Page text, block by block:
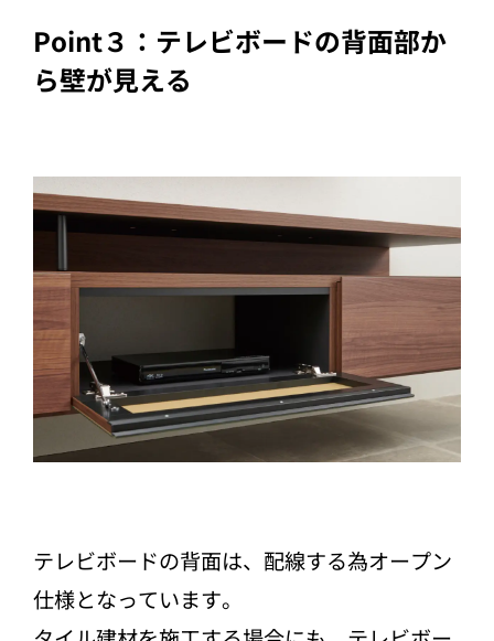
Point３：テレビボードの背面部か
ら壁が見える
テレビボードの背面は、配線する為オープン
仕様となっています。